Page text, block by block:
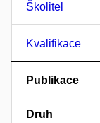
Školitel
Kvalifikace
Publikace
Druh